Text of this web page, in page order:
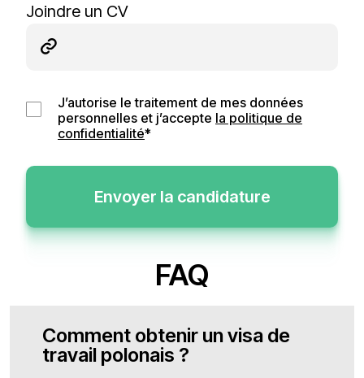
Joindre un CV
J’autorise le traitement de mes données
personnelles et j’accepte la politique de
confidentialité*
Envoyer la candidature
FAQ
Comment obtenir un visa de
travail polonais ?